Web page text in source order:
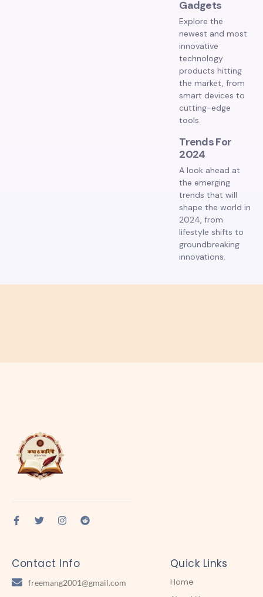
Gadgets
Explore the
newest and most
innovative
technology
products hitting
the market, from
smart devices to
cutting-edge
tools.
Trends For
2024
A look ahead at
the emerging
trends that will
shape the world in
2024, from
lifestyle shifts to
groundbreaking
innovations.
Contact Info
freemang2001@gmail.com
Quick Links
Home